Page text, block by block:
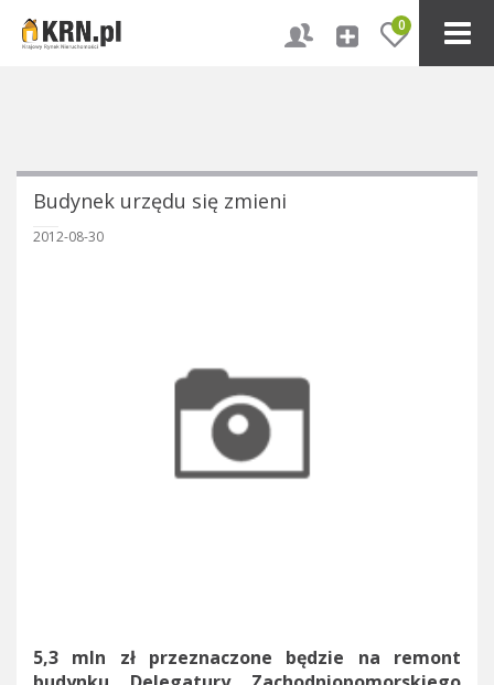
0
Budynek urzędu się zmieni
2012-08-30
5,3 mln zł przeznaczone będzie na remont